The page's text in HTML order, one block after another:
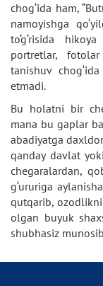
chog‘ida ham,
namoyishga
to‘g‘risida
portretlar,
tanishuv
etmadi.
Bu holatni bir
mana bu gaplar
abadiyatga
qanday davlat
chegaralardan,
g‘ururiga
qutqarib,
olgan buyuk
shubhasiz